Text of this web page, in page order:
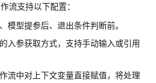
流支持以下配置：
模型提参后、退出条件判断前。
入参获取方式，支持手动输入或引用
流中对上下文变量直接赋值，将处理